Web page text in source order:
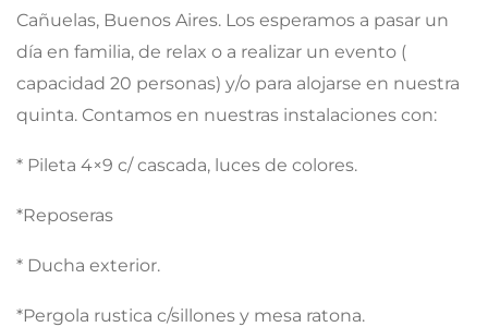
Cañuelas, Buenos Aires. Los esperamos a pasar un
día en familia, de relax o a realizar un evento (
capacidad 20 personas) y/o para alojarse en nuestra
quinta. Contamos en nuestras instalaciones con:
* Pileta 4×9 c/ cascada, luces de colores.
*Reposeras
* Ducha exterior.
*Pergola rustica c/sillones y mesa ratona.